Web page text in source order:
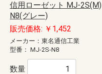
信用ローゼット MJ-2S(M)
N8(グレー)
販売価格: ￥1,452
メーカー：東名通信工業
型番： MJ-2S-N8
数量